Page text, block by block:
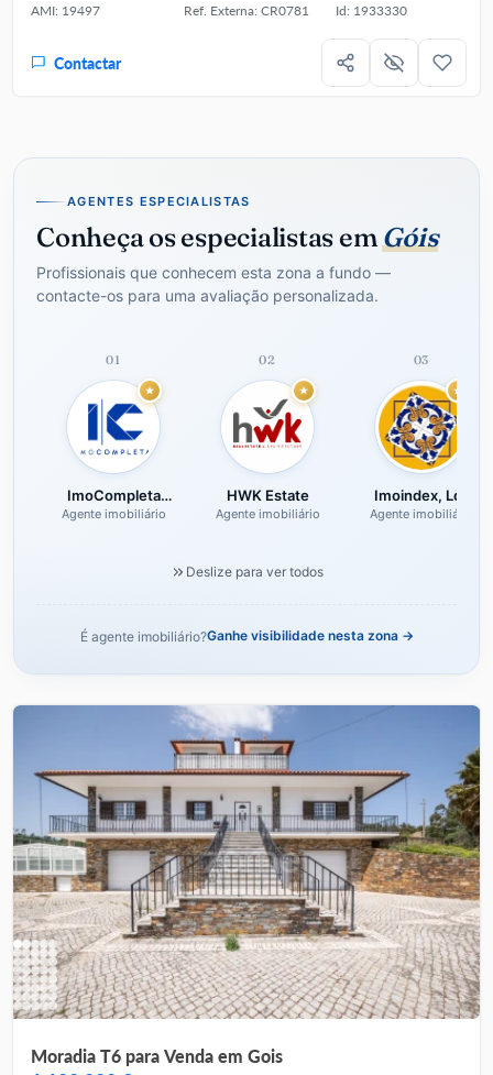
AMI: 19497
Ref. Externa: CR0781 Id: 1933330
Contactar
AGENTES ESPECIALISTAS
Conheça os especialistas emGóis
Profissionais que conhecem esta zona a fundo —
contacte-os para uma avaliação personalizada.
01
ImoCompleta
Imobiliária
Agente imobiliário
02
HWK Estate
Agente imobiliário
03
Imoindex, Lda
Agente imobiliário
Deslize para ver todos
É agente imobiliário?Ganhe visibilidade nesta zona →
Moradia T6 para Venda em Gois